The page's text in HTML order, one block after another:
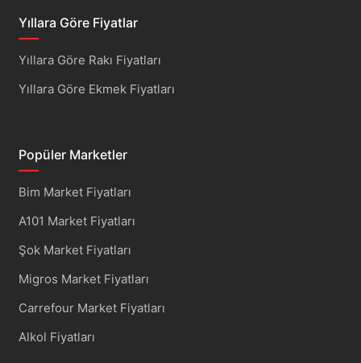
Yıllara Göre Fiyatlar
Yıllara Göre Rakı Fiyatları
Yıllara Göre Ekmek Fiyatları
Popüler Marketler
Bim Market Fiyatları
A101 Market Fiyatları
Şok Market Fiyatları
Migros Market Fiyatları
Carrefour Market Fiyatları
Alkol Fiyatları